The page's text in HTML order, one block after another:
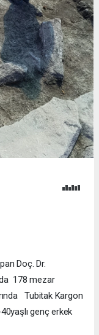
Doç. Dr.
178 mezar
Tubitak Kargon
genç erkek